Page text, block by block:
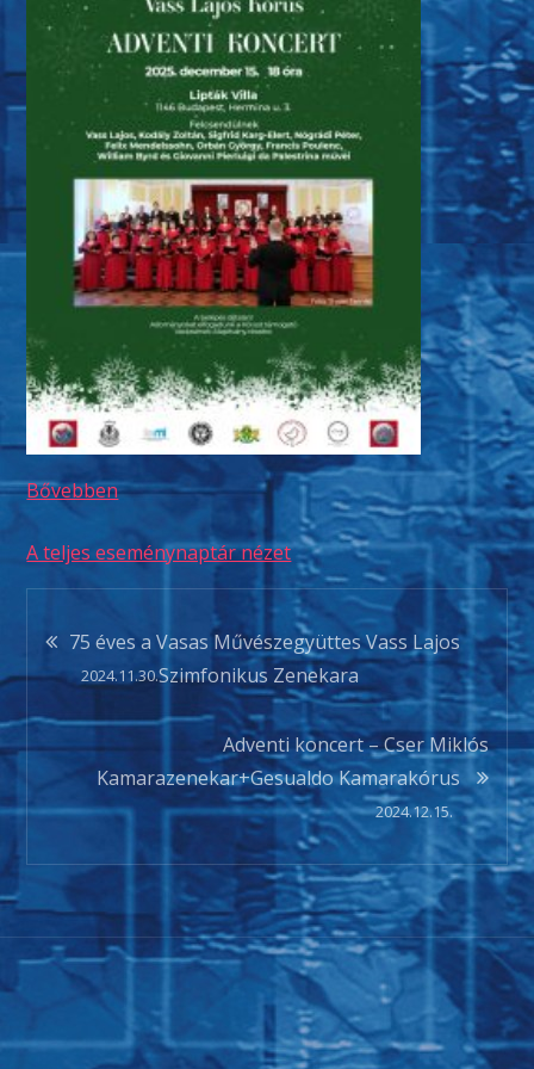
Bővebben
A teljes eseménynaptár nézet
Bejegyzés
navigáció
75 éves a Vasas Művészegyüttes Vass Lajos
Szimfonikus Zenekara
2024.11.30.
Adventi koncert – Cser Miklós
Kamarazenekar+Gesualdo Kamarakórus
2024.12.15.